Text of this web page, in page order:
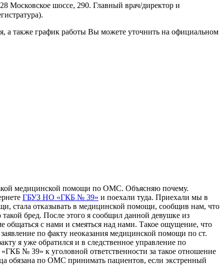
шоссе, 290. Главный врач/директор и
а также график работы Вы можете уточнить на официальном
медицинской помощи по ОМС. Объясняю почему.
ГБУЗ НО «ГКБ № 39» и поехали туда. Приехали мы в
стала отказывать в медицинской помощи, сообщив нам, что
бред. После этого я сообщил данной девушке из
с нами и смеяться над нами. Такое ощущение, что
по факту неоказания медицинской помощи по ст.
я уже обратился и в следственное управление по
№ 39» к уголовной ответственности за такое отношение
по ОМС принимать пациентов, если экстренный